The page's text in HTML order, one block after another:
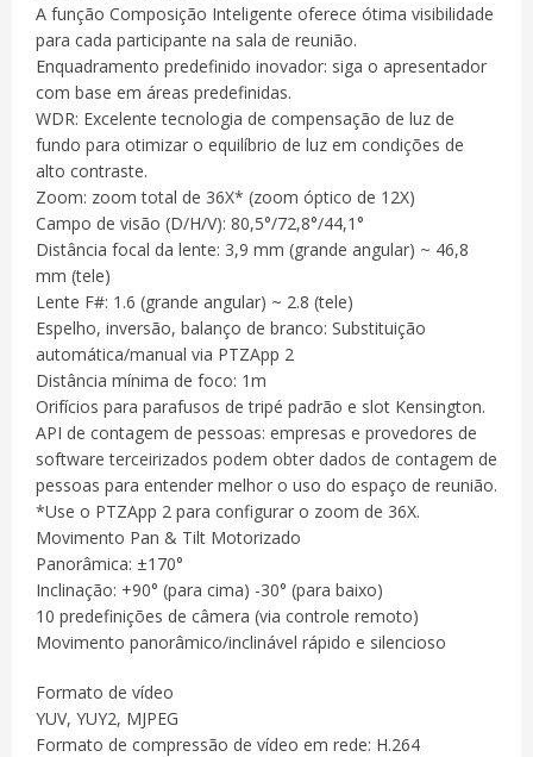
A função Composição Inteligente oferece ótima visibilidade
para cada participante na sala de reunião.
Enquadramento predefinido inovador: siga o apresentador
com base em áreas predefinidas.
WDR: Excelente tecnologia de compensação de luz de
fundo para otimizar o equilíbrio de luz em condições de
alto contraste.
Zoom: zoom total de 36X* (zoom óptico de 12X)
Campo de visão (D/H/V): 80,5°/72,8°/44,1°
Distância focal da lente: 3,9 mm (grande angular) ~ 46,8
mm (tele)
Lente F#: 1.6 (grande angular) ~ 2.8 (tele)
Espelho, inversão, balanço de branco: Substituição
automática/manual via PTZApp 2
Distância mínima de foco: 1m
Orifícios para parafusos de tripé padrão e slot Kensington.
API de contagem de pessoas: empresas e provedores de
software terceirizados podem obter dados de contagem de
pessoas para entender melhor o uso do espaço de reunião.
*Use o PTZApp 2 para configurar o zoom de 36X.
Movimento Pan & Tilt Motorizado
Panorâmica: ±170°
Inclinação: +90° (para cima) -30° (para baixo)
10 predefinições de câmera (via controle remoto)
Movimento panorâmico/inclinável rápido e silencioso
Formato de vídeo
YUV, YUY2, MJPEG
Formato de compressão de vídeo em rede: H.264